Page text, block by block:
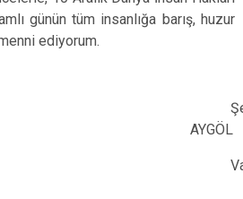
günün tüm insanlığa barış, huzur
ediyorum.
AYGÖL